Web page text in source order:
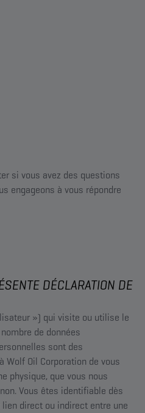
si vous avez des questions
engageons à vous répondre
DÉCLARATION DE
») qui visite ou utilise le
de données
sont des
Oil Corporation de vous
physique, que vous nous
Vous êtes identifiable dès
direct ou indirect entre une